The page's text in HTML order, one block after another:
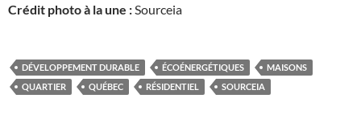
Crédit photo à la une : Sourceia
DÉVELOPPEMENT DURABLE ÉCOÉNERGÉTIQUES
MAISONS
QUARTIER
QUÉBEC RÉSIDENTIEL SOURCEIA